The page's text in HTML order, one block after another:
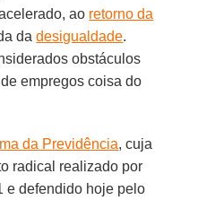
ao retorno da
dadesigualdade.
obstáculos
empregos coisa do
da Previdência, cuja
radical realizado por
e defendido hoje pelo